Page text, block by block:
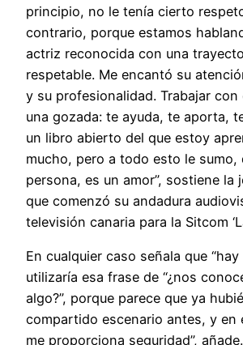
principio, no le tenía cierto
contrario, porque estamos
actriz reconocida con una
respetable. Me encantó su
y su profesionalidad. Trabajar con
una gozada: te ayuda, te aporta,
un libro abierto del que estoy
mucho, pero a todo esto le sumo,
persona, es un amor”, sostiene la
que comenzó su andadura
televisión canaria para la Sitcom
En cualquier caso señala que
utilizaría esa frase de “¿nos
algo?”, porque parece que ya
compartido escenario antes, y en
me proporciona seguridad”, añade.